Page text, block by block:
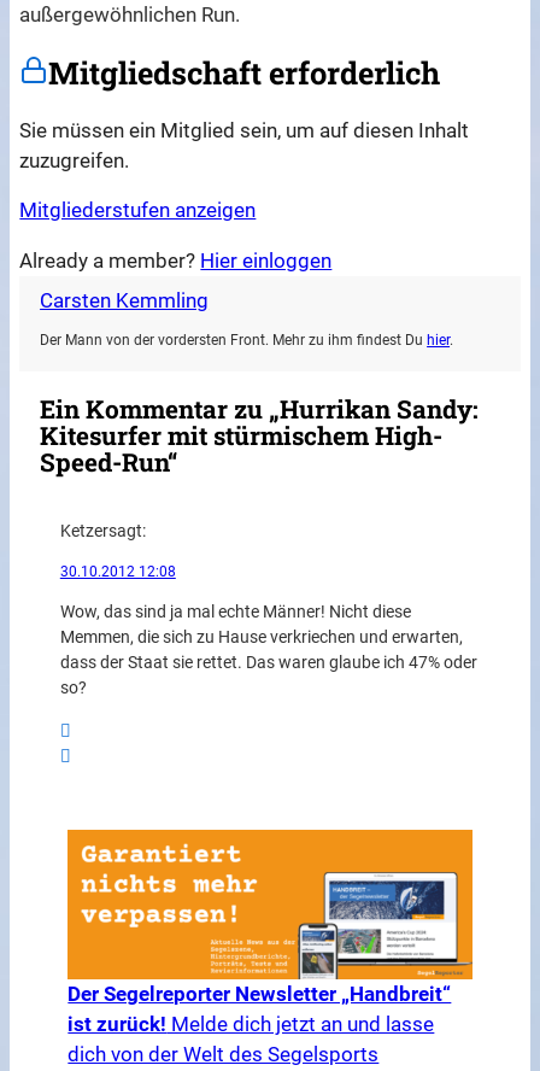
außergewöhnlichen Run.
Mitgliedschaft erforderlich
Sie müssen ein Mitglied sein, um auf diesen Inhalt
zuzugreifen.
Mitgliederstufen anzeigen
Already a member? Hier einloggen
Carsten Kemmling
Der Mann von der vordersten Front. Mehr zu ihm findest Du hier.
Ein Kommentar zu „Hurrikan Sandy:
Kitesurfer mit stürmischem High-
Speed-Run“
Ketzersagt:
30.10.2012 12:08
Wow, das sind ja mal echte Männer! Nicht diese
Memmen, die sich zu Hause verkriechen und erwarten,
dass der Staat sie rettet. Das waren glaube ich 47% oder
so?
Der Segelreporter Newsletter „Handbreit“
ist zurück! Melde dich jetzt an und lasse
dich von der Welt des Segelsports